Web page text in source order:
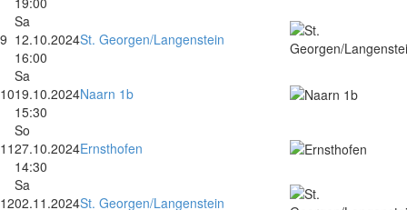
9
Sa
12.10.2024
16:00
St. Georgen/Langenstein
10
Sa
19.10.2024
15:30
Naarn 1b
11
So
27.10.2024
14:30
Ernsthofen
12
Sa
02.11.2024St. Georgen/Langenstein